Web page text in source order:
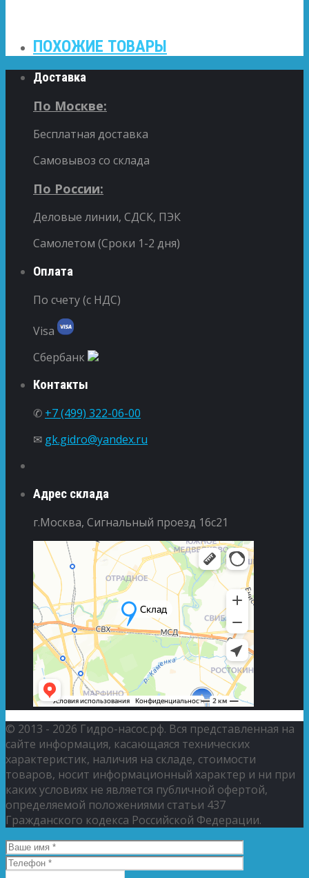
ПОХОЖИЕ ТОВАРЫ
Доставка
По Москве:
Бесплатная доставка
Самовывоз со склада
По России:
Деловые линии, СДСК, ПЭК
Самолетом (Сроки 1-2 дня)
Оплата
По счету (с НДС)
Visa
Сбербанк
Контакты
✆ +7 (499) 322-06-00
✉ gk.gidro@yandex.ru
Адрес склада
г.Москва, Сигнальный проезд 16с21
© 2013 - 2026 Гидро-насос.рф. Вся представленная на
сайте информация, касающаяся технических
характеристик, наличия на складе, стоимости
товаров, носит информационный характер и ни при
каких условиях не является публичной офертой,
определяемой положениями статьи 437
Гражданского кодекса Российской Федерации.